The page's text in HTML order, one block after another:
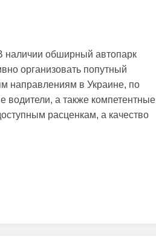
наличии обширный автопарк
организовать попутный
направлениям в Украине, по
а также компетентные
расценкам, а качество